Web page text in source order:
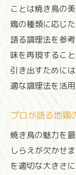
ことは焼き鳥の
鶏の種類に応じ
語る調理法を参
味を再現するこ
引き出すために
適な調理法を活
プロが語る地鶏
焼き鳥の魅力を
しらえが欠かせ
を適切な大きさ